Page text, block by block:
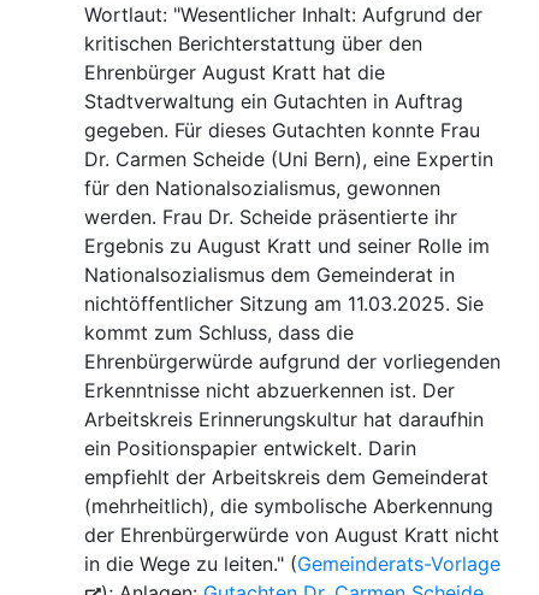
Wortlaut: "Wesentlicher Inhalt: Aufgrund der
kritischen Berichterstattung über den
Ehrenbürger August Kratt hat die
Stadtverwaltung ein Gutachten in Auftrag
gegeben. Für dieses Gutachten konnte Frau
Dr. Carmen Scheide (Uni Bern), eine Expertin
für den Nationalsozialismus, gewonnen
werden. Frau Dr. Scheide präsentierte ihr
Ergebnis zu August Kratt und seiner Rolle im
Nationalsozialismus dem Gemeinderat in
nichtöffentlicher Sitzung am 11.03.2025. Sie
kommt zum Schluss, dass die
Ehrenbürgerwürde aufgrund der vorliegenden
Erkenntnisse nicht abzuerkennen ist. Der
Arbeitskreis Erinnerungskultur hat daraufhin
ein Positionspapier entwickelt. Darin
empfiehlt der Arbeitskreis dem Gemeinderat
(mehrheitlich), die symbolische Aberkennung
der Ehrenbürgerwürde von August Kratt nicht
in die Wege zu leiten." (Gemeinderats-Vorlage